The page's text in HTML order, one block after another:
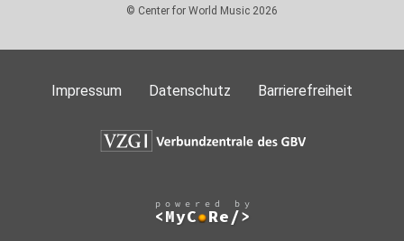
© Center for World Music 2026
Impressum Datenschutz Barrierefreiheit